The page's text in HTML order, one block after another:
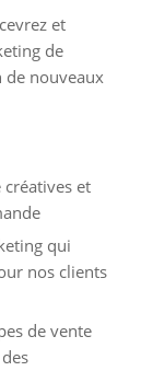
et
de
de nouveaux
créatives et
qui
nos clients
de vente